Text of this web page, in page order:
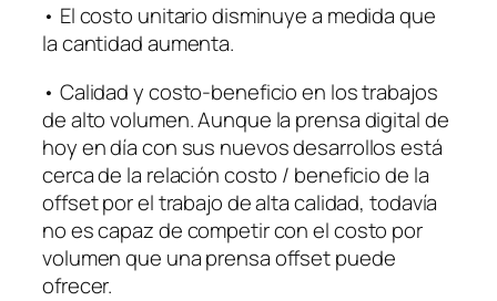
• El costo unitario disminuye a medida que
la cantidad aumenta.
• Calidad y costo-beneficio en los trabajos
de alto volumen. Aunque la prensa digital de
hoy en día con sus nuevos desarrollos está
cerca de la relación costo / beneficio de la
offset por el trabajo de alta calidad, todavía
no es capaz de competir con el costo por
volumen que una prensa offset puede
ofrecer.